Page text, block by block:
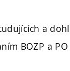
a
BOZP a